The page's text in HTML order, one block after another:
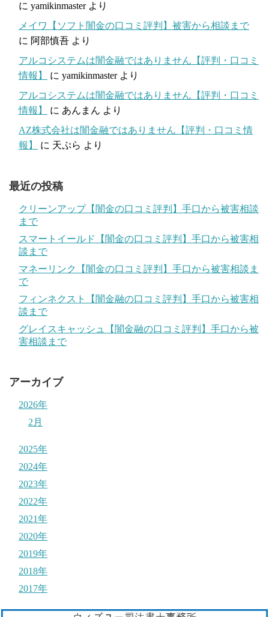
に yamikinmasterより
メイワ【ソフト闇金の口コミ評判】被害から相談まで
に 阿部慎吾 より
アルコシステムは闇金融ではありません【評判・口コミ
情報】
に yamikinmasterより
アルコシステムは闇金融ではありません【評判・口コミ
情報】
に あんまん より
AZ株式会社は闇金融ではありません【評判・口コミ情
報】
に 天ぷら より
最近の投稿
クリーンアップ【闇金の口コミ評判】手口から被害相談
まで
スマートイールド【闇金の口コミ評判】手口から被害相
談まで
マネーリンク【闇金の口コミ評判】手口から被害相談ま
で
フィンネクスト【闇金融の口コミ評判】手口から被害相
談まで
グレイスキャッシュ【闇金融の口コミ評判】手口から被
害相談まで
アーカイブ
2026年
2月
2025年
2024年
2023年
2022年
2021年
2020年
2019年
2018年
2017年